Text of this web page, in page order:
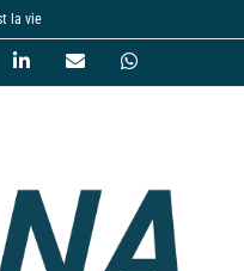
la vie
LinkedInEmail WhatsApp